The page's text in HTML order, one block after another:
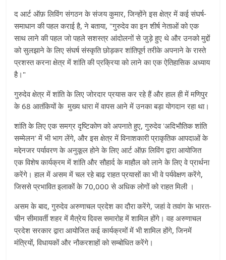
द आर्ट ऑफ़ लिविंग संगठन के संजय कुमार, जिन्होंने इस क्षेत्र में कई संघर्ष-
समाधान की पहल कराई है, ने बताया, "गुरुदेव का इन शीर्ष नेताओं को एक
साथ लाने की पहल जो पहले सशस्त्र आंदोलनों से जुड़े हुए थे और उनको मुद्दों
को सुलझाने के लिए संघर्ष संस्कृति छोड़कर शांतिपूर्ण तरीके अपनाने के रास्ते
प्रशस्त करना क्षेत्र में शांति की प्रक्रिया को लाने का एक ऐतिहासिक अध्याय
है।"
गुरुदेव क्षेत्र में शांति के लिए जोरदार प्रयास कर रहे हैं और हाल ही में मणिपुर
के 68 आतंकियों के मुख्य धारा में वापस आने में उनका बड़ा योगदान रहा था।
शांति के लिए एक समग्र दृष्टिकोण को अपनाते हुए, गुरुदेव 'अदिभौतिक शांति
सम्मेलन' में भी भाग लेंगे, और इस क्षेत्र में विनाशकारी प्राकृतिक आपदाओं के
मद्देनजर पर्यावरण के अनुकूल होने के लिए आर्ट ऑफ़ लिविंग द्वारा आयोजित
एक विशेष कार्यक्रम में शांति और सौहार्द के माहौल को लाने के लिए वे प्रार्थना
करेंगे। हाल में असम में चल रहे बाढ़ राहत प्रयासों का भी वे पर्यवेक्षण करेंगे,
जिससे प्रभावित इलाकों के 70,000 से अधिक लोगों को राहत मिली ।
असम के बाद, गुरुदेव अरुणाचल प्रदेश का दौरा करेंगे, जहां वे तवांग के भारत-
चीन सीमावर्ती शहर में मैत्रेय दिवस समारोह में शामिल होंगे। वह अरुणाचल
प्रदेश सरकार द्वारा आयोजित कई कार्यक्रमों में भी शामिल होंगे, जिनमें
मंत्रियों, विधायकों और नौकरशाहों को सम्बोधित करेंगे।